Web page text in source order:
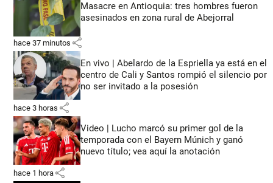
Masacre en Antioquia: tres hombres fueron
asesinados en zona rural de Abejorral
hace 37 minutos share
En vivo | Abelardo de la Espriella ya está en el
centro de Cali y Santos rompió el silencio por
no ser invitado a la posesión
hace 3 horas share
Video | Lucho marcó su primer gol de la
temporada con el Bayern Múnich y ganó
nuevo título; vea aquí la anotación
hace 1 hora share